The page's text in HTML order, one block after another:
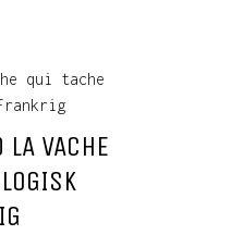
VACHE